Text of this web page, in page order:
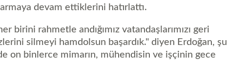
devam ettiklerini hatırlattı.
birini rahmetle andığımız vatandaşlarımızı geri
silmeyi hamdolsun başardık." diyen Erdoğan, şu
on binlerce mimarın, mühendisin ve işçinin gece